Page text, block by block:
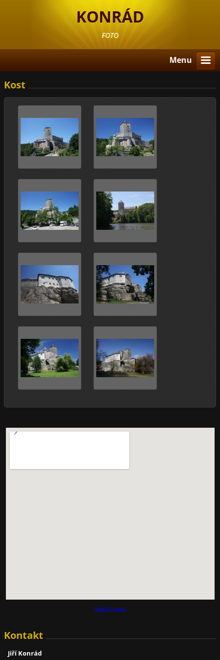
KONRÁD
FOTO
Menu
Kost
Zvětšit mapu
Kontakt
Jiří Konrád